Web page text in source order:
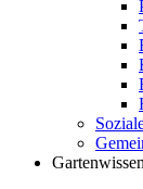
Gartenwissen